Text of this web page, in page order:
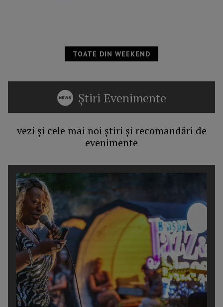
TOATE DIN WEEKEND
Știri Evenimente
vezi și cele mai noi știri și recomandări de
evenimente